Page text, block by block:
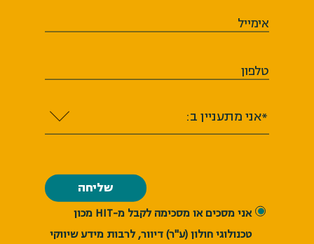
אימייל
טלפון
*אני מתעניין ב:
אני מסכים או מסכימה לקבל מ-HIT ​​​​​​​מכון
טכנולוגי חולון (ע"ר) דיוור, לרבות מידע שיווקי